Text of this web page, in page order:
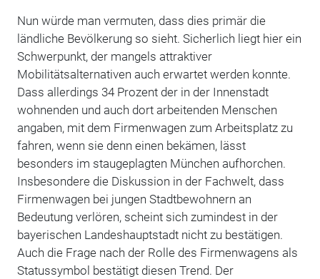
Nun würde man vermuten, dass dies primär die
ländliche Bevölkerung so sieht. Sicherlich liegt hier ein
Schwerpunkt, der mangels attraktiver
Mobilitätsalternativen auch erwartet werden konnte.
Dass allerdings 34 Prozent der in der Innenstadt
wohnenden und auch dort arbeitenden Menschen
angaben, mit dem Firmenwagen zum Arbeitsplatz zu
fahren, wenn sie denn einen bekämen, lässt
besonders im staugeplagten München aufhorchen.
Insbesondere die Diskussion in der Fachwelt, dass
Firmenwagen bei jungen Stadtbewohnern an
Bedeutung verlören, scheint sich zumindest in der
bayerischen Landeshauptstadt nicht zu bestätigen.
Auch die Frage nach der Rolle des Firmenwagens als
Statussymbol bestätigt diesen Trend. Der